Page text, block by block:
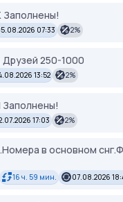
Заполнены!
07:33 2%
250-1000
13:52 2%
17:03 2%
в основном
16 ч. 59 мин. 07.08.2026